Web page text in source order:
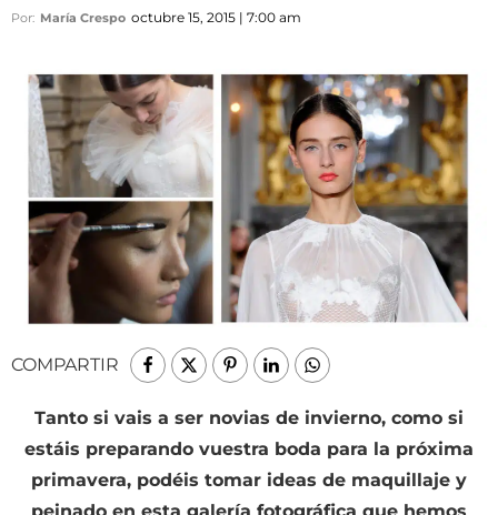
Por: María Crespo octubre 15, 2015 | 7:00 am
COMPARTIR
Tanto si vais a ser novias de invierno, como si
estáis preparando vuestra boda para la próxima
primavera, podéis tomar ideas de maquillaje y